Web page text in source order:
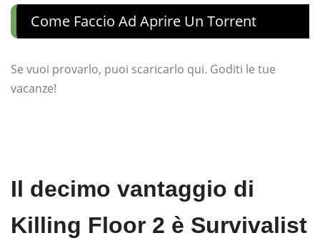
Come Faccio Ad Aprire Un Torrent
Se vuoi provarlo, puoi scaricarlo qui. Goditi le tue
vacanze!
Il decimo vantaggio di
Killing Floor 2 è Survivalist